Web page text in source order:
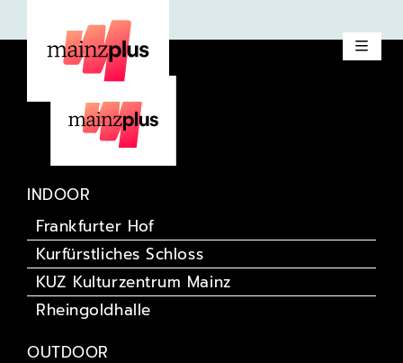
Die Prinzen
INDOOR
Frankfurter Hof
Kurfürstliches Schloss
KUZ Kulturzentrum Mainz
Rheingoldhalle
OUTDOOR